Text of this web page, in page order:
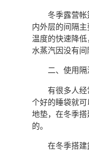
冬季露营
内外层的间隔
温度的快速降
水蒸汽因没有间
二、使用
有很多人
个好的睡袋就
地垫，在冬季
的。
在冬季搭